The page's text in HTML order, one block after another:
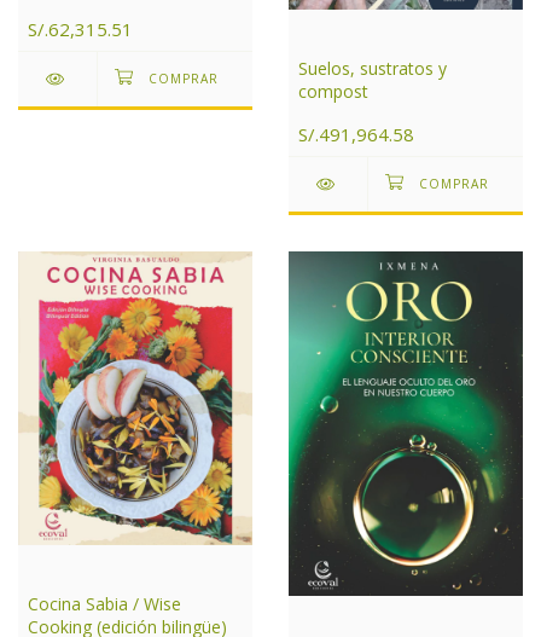
S/.62,315.51
Suelos, sustratos y
compost
S/.491,964.58
Cocina Sabia / Wise
Cooking (edición bilingüe)